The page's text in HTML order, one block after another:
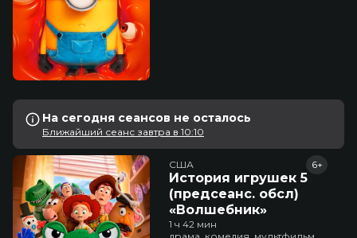
На сегодня сеансов не осталось
Ближайший сеанс завтра в 10:10
США
История игрушек 5
(предсеанс. обсл)
«Волшебник»
6+
1 ч 42 мин
драма, комедия, мультфильм,